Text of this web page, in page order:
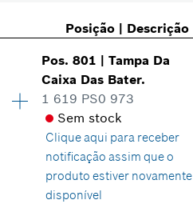
Posição| Descrição
Pos.801 |Tampa Da
Caixa Das Bater.
1 619 PS0 973
Sem stock
Clique aqui para receber
notificação assim que o
produto estiver novamente
disponível